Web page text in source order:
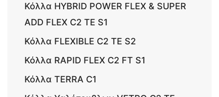
Κόλλα HYBRID POWER FLEX & SUPER
ADD FLEX C2 TE S1
Κόλλα FLEXIBLE C2 TE S2
Κόλλα RAPID FLEX C2 FT S1
Κόλλα TERRA C1